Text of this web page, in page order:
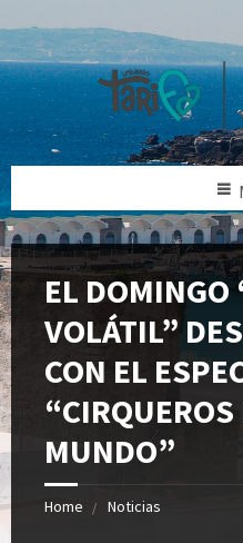
EL DOMINGO
VOLÁTIL”
CON EL
“CIRQUEROS
MUNDO”
Home Noticias